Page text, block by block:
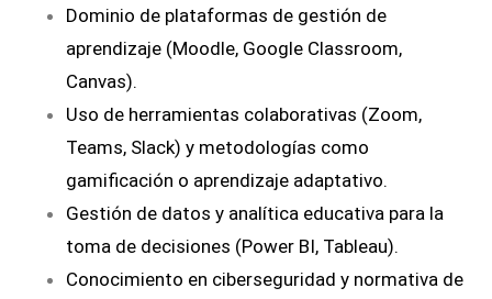
Dominio de plataformas de gestión de
aprendizaje (Moodle, Google Classroom,
Canvas).
Uso de herramientas colaborativas (Zoom,
Teams, Slack) y metodologías como
gamificación o aprendizaje adaptativo.
Gestión de datos y analítica educativa para la
toma de decisiones (Power BI, Tableau).
Conocimiento en ciberseguridad y normativa de